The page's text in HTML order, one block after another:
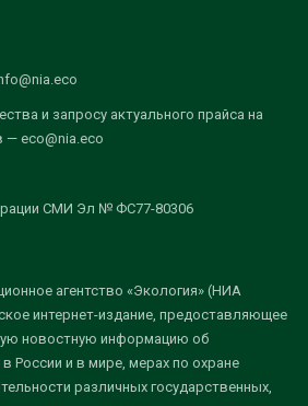
и запросу актуального прайса на
— eco@nia.eco
СМИ Эл № ФС77-80306
агентство «Экология» (НИА
интернет-издание, предоставляющее
новостную информацию об
России и в мире, мерах по охране
различных государственных,